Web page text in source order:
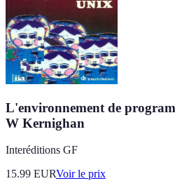
L'environnement de
W Kernighan
Interéditions GF
15.99 EURVoir le prix